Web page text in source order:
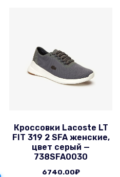
Кроссовки Lacoste LT
FIT 319 2 SFA женские,
цвет серый —
738SFA0030
6740.00₽